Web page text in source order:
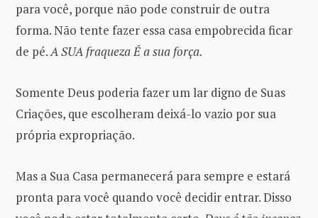
para você, porque não pode construir de outra
forma. Não tente fazer essa casa empobrecida ficar
de pé.A SUA fraqueza É a sua força.
Somente Deus poderia fazer um lar digno de Suas
Criações, que escolheram deixá-lo vazio por sua
própria expropriação.
Mas a Sua Casa permanecerá para sempre e estará
pronta para você quando você decidir entrar. Disso